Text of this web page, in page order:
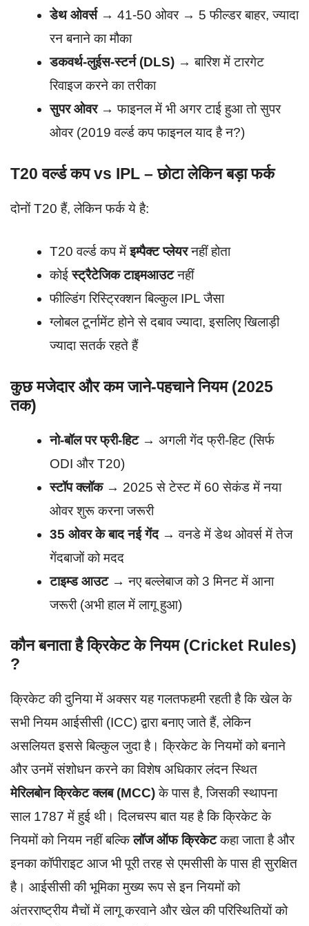
डेथ ओवर्स→ 41-50 ओवर → 5 फील्डर बाहर, ज्यादा
रन बनाने का मौका
डकवर्थ-लुईस-स्टर्न (DLS) → बारिश में टारगेट
रिवाइज करने का तरीका
सुपर ओवर→ फाइनल में भी अगर टाई हुआ तो सुपर
ओवर (2019 वर्ल्ड कप फाइनल याद है न?)
T20 वर्ल्ड कप vs IPL – छोटा लेकिन बड़ा फर्क
दोनों T20 हैं, लेकिन फर्क ये है:
T20 वर्ल्ड कप मेंइम्पैक्ट प्लेयरनहीं होता
कोईस्ट्रैटेजिक टाइमआउटनहीं
फील्डिंग रिस्ट्रिक्शन बिल्कुल IPL जैसा
ग्लोबल टूर्नामेंट होने से दबाव ज्यादा, इसलिए खिलाड़ी
ज्यादा सतर्क रहते हैं
कुछ मजेदार और कम जाने-पहचाने नियम (2025
तक)
नो-बॉल पर फ्री-हिट→ अगली गेंद फ्री-हिट (सिर्फ
ODI और T20)
स्टॉप क्लॉक→ 2025 से टेस्ट में 60 सेकंड में नया
ओवर शुरू करना जरूरी
35 ओवर के बाद नई गेंद→ वनडे में डेथ ओवर्स में तेज
गेंदबाजों को मदद
टाइम्ड आउट→ नए बल्लेबाज को 3 मिनट में आना
जरूरी (अभी हाल में लागू हुआ)
कौन बनाता है क्रिकेट के नियम (Cricket Rules)
?
क्रिकेट की दुनिया में अक्सर यह गलतफहमी रहती है कि खेल के
सभी नियम आईसीसी (ICC) द्वारा बनाए जाते हैं, लेकिन
असलियत इससे बिल्कुल जुदा है। क्रिकेट के नियमों को बनाने
और उनमें संशोधन करने का विशेष अधिकार लंदन स्थित
मेरिलबोन क्रिकेट क्लब (MCC)के पास है, जिसकी स्थापना
साल 1787 में हुई थी। दिलचस्प बात यह है कि क्रिकेट के
नियमों को नियम नहीं बल्किलॉज ऑफ क्रिकेटकहा जाता है और
इनका कॉपीराइट आज भी पूरी तरह से एमसीसी के पास ही सुरक्षित
है। आईसीसी की भूमिका मुख्य रूप से इन नियमों को
अंतरराष्ट्रीय मैचों में लागू करवाने और खेल की परिस्थितियों को